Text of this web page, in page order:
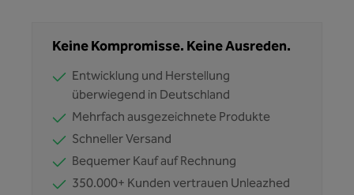
Keine Kompromisse. Keine Ausreden.
Entwicklung und Herstellung
überwiegend in Deutschland
Mehrfach ausgezeichnete Produkte
Schneller Versand
Bequemer Kauf auf Rechnung
350.000+ Kunden vertrauen Unleazhed